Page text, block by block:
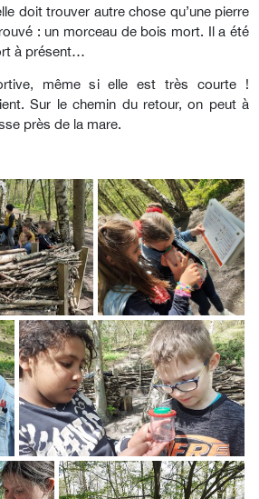
doit trouver autre chose qu’une pierre
: un morceau de bois mort. Il a été
à présent…
même si elle est très courte !
Sur le chemin du retour, on peut à
près de la mare.